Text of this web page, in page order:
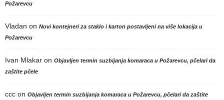
Požarevcu
Vladan on Novi kontejneri za staklo i karton postavljeni na više lokacija u
Požarevcu
Ivan Mlakar on Objavljen termin suzbijanja komaraca u Požarevcu, pčelari da
zaštite pčele
ccc on Objavljen termin suzbijanja komaraca u Požarevcu, pčelari da zaštite